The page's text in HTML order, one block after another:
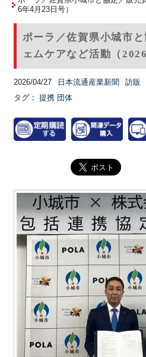
6年4月23日号）
ポーラ／佐賀県小城市
ェムケアなど活動（
2026/04/27 日本流通産業新聞
訪販
タグ： 提携 団体